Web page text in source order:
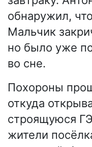
обнаружил,
Мальчик
но было уже
во сне.
Похороны
откуда
строящуюся
жители